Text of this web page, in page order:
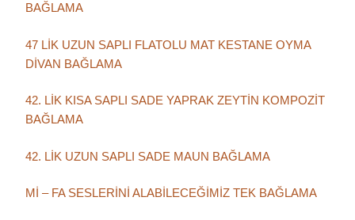
BAĞLAMA
47 LİK UZUN SAPLI FLATOLU MAT KESTANE OYMA
DİVAN BAĞLAMA
42. LİK KISA SAPLI SADE YAPRAK ZEYTİN KOMPOZİT
BAĞLAMA
42. LİK UZUN SAPLI SADE MAUN BAĞLAMA
Mİ – FA SESLERİNİ ALABİLECEĞİMİZ TEK BAĞLAMA